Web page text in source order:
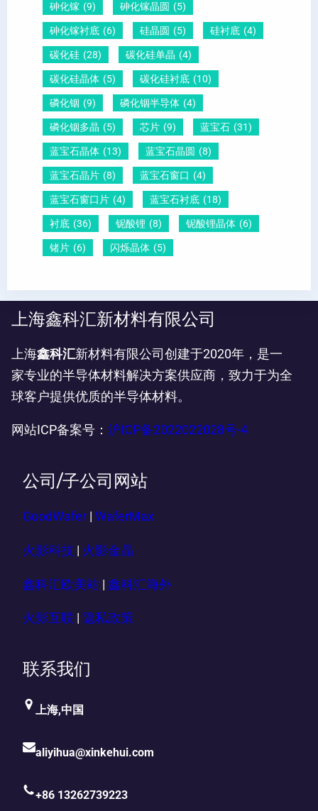
砷化镓 (9) 砷化镓晶圆 (5)
砷化镓衬底 (6) 硅晶圆 (5) 硅衬底 (4)
碳化硅 (28) 碳化硅单晶 (4)
碳化硅晶体 (5) 碳化硅衬底 (10)
磷化铟 (9) 磷化铟半导体 (4)
磷化铟多晶 (5) 芯片 (9) 蓝宝石 (31)
蓝宝石晶体 (13) 蓝宝石晶圆 (8)
蓝宝石晶片 (8) 蓝宝石窗口 (4)
蓝宝石窗口片 (4) 蓝宝石衬底 (18)
衬底 (36) 铌酸锂 (8) 铌酸锂晶体 (6)
锗片 (6) 闪烁晶体 (5)
上海鑫科汇新材料有限公司
上海鑫科汇新材料有限公司创建于2020年，是一
家专业的半导体材料解决方案供应商，致力于为全
球客户提供优质的半导体材料。
网站ICP备案号： 沪ICP备2022022028号-4
公司/子公司网站
GoodWafer WaferMax
火影科技 | 火影金晶
鑫科汇欧美站 | 鑫科汇海外
火影互联 隐私政策
联系我们
上海,中国
aliyihua@xinkehui.com
+86 13262739223